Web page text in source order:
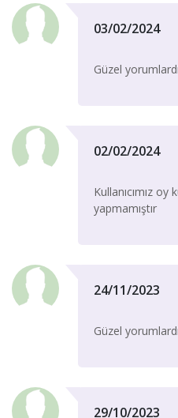
03/02/2024
Güzel
02/02/2024
Kullanıcımız
yapmamıştır
24/11/2023
Güzel
29/10/2023